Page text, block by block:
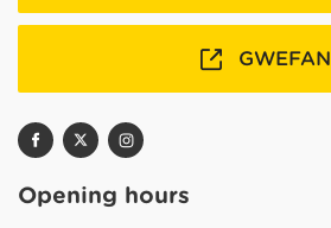
GWEFAN
Opening hours